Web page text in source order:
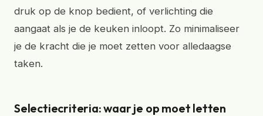
druk op de knop bedient, of verlichting die
aangaat als je de keuken inloopt. Zo minimaliseer
je de kracht die je moet zetten voor alledaagse
taken.
Selectiecriteria: waar je op moet letten